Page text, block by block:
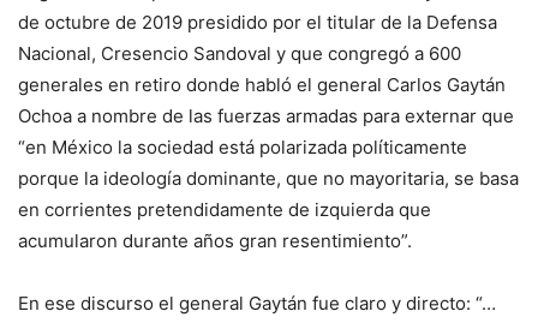
de octubre de 2019 presidido por el titular de la Defensa
Nacional, Cresencio Sandoval y que congregó a 600
generales en retiro donde habló el general Carlos Gaytán
Ochoa a nombre de las fuerzas armadas para externar que
“en México la sociedad está polarizada políticamente
porque la ideología dominante, que no mayoritaria, se basa
en corrientes pretendidamente de izquierda que
acumularon durante años gran resentimiento”.
En ese discurso el general Gaytán fue claro y directo: “…